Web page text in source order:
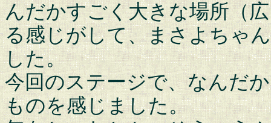
んだかすごく大きな場所（
る感じがして、まさよちゃ
した。
今回のステージで、なんだ
ものを感じました。